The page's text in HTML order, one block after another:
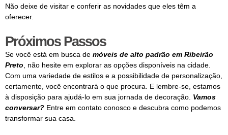
Não deixe de visitar e conferir as novidades que eles têm a
oferecer.
Próximos Passos
Se você está em busca de móveis de alto padrão em Ribeirão
Preto , não hesite em explorar as opções disponíveis na cidade.
Com uma variedade de estilos e a possibilidade de personalização,
certamente, você encontrará o que procura. E lembre-se, estamos
à disposição para ajudá-lo em sua jornada de decoração. Vamos
conversar? Entre em contato conosco e descubra como podemos
transformar sua casa.